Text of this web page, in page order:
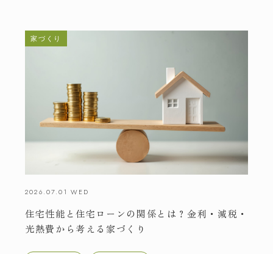
家づくり
2026.07.01 WED
住宅性能と住宅ローンの関係とは？金利・減税・
光熱費から考える家づくり